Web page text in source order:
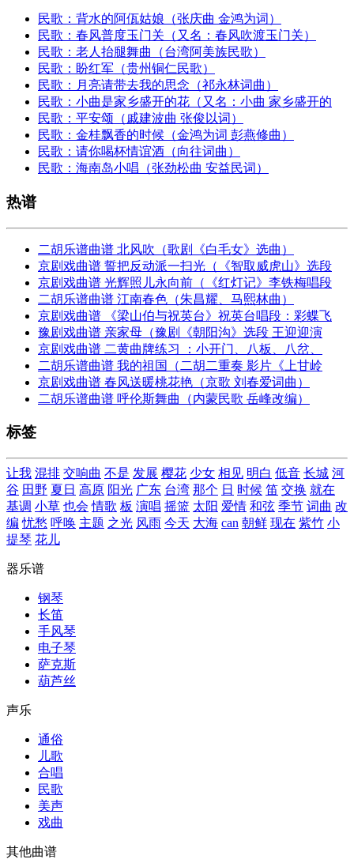
民歌：背水的阿佤姑娘（张庆曲 金鸿为词）
民歌：春风普度玉门关（又名：春风吹渡玉门关）
民歌：老人抬腿舞曲（台湾阿美族民歌）
民歌：盼红军（贵州铜仁民歌）
民歌：月亮请带去我的思念（祁永林词曲）
民歌：小曲是家乡盛开的花（又名：小曲 家乡盛开的
民歌：平安颂（戚建波曲 张俊以词）
民歌：金桂飘香的时候（金鸿为词 彭燕修曲）
民歌：请你喝杯情谊酒（向往词曲）
民歌：海南岛小唱（张劲松曲 安益民词）
热谱
二胡乐谱曲谱 北风吹（歌剧《白毛女》选曲）
京剧戏曲谱 誓把反动派一扫光（《智取威虎山》选段
京剧戏曲谱 光辉照儿永向前（《红灯记》李铁梅唱段
二胡乐谱曲谱 江南春色（朱昌耀、马熙林曲）
京剧戏曲谱 《梁山伯与祝英台》祝英台唱段：彩蝶飞
豫剧戏曲谱 亲家母（豫剧《朝阳沟》选段 王迎迎演
京剧戏曲谱 二黄曲牌练习 ：小开门、八板、八岔、
二胡乐谱曲谱 我的祖国（二胡二重奏 影片《上甘岭
京剧戏曲谱 春风送暖桃花艳（京歌 刘春爱词曲）
二胡乐谱曲谱 呼伦斯舞曲（内蒙民歌 岳峰改编）
标签
让我 混排 交响曲 不是 发展 樱花 少女 相见 明白 低音 长城 河
谷 田野 夏日 高原 阳光 广东 台湾 那个 日 时候 笛 交换 就在
基调 小草 也会 情歌 板 演唱 摇篮 太阳 爱情 和弦 季节 词曲 改
编 忧愁 呼唤 主题 之光 风雨 今天 大海 can 朝鲜 现在 紫竹 小
提琴 花儿
器乐谱
钢琴
长笛
手风琴
电子琴
萨克斯
葫芦丝
声乐
通俗
儿歌
合唱
民歌
美声
戏曲
其他曲谱